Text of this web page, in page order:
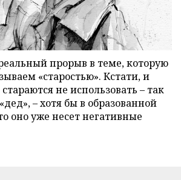
прорыв в теме, которую
«старостью». Кстати, и
не использовать – так
– хотя бы в образованной
оно уже несет негативные